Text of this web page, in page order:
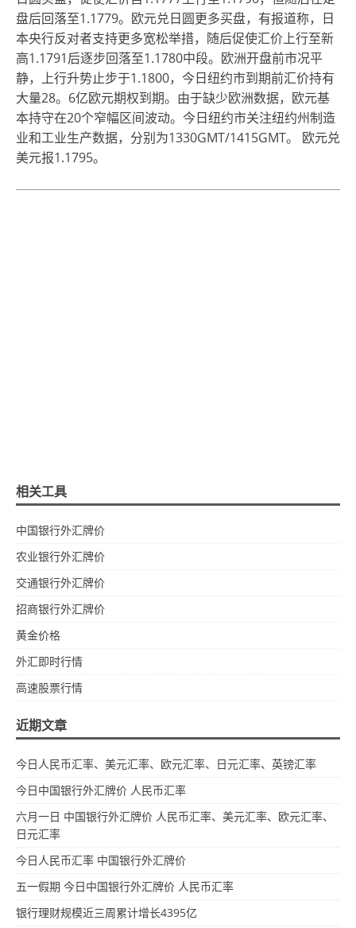
盘后回落至1.1779。欧元兑日圆更多买盘，有报道称，日
本央行反对者支持更多宽松举措，随后促使汇价上行至新
高1.1791后逐步回落至1.1780中段。欧洲开盘前市况平
静，上行升势止步于1.1800，今日纽约市到期前汇价持有
大量28。6亿欧元期权到期。由于缺少欧洲数据，欧元基
本持守在20个窄幅区间波动。今日纽约市关注纽约州制造
业和工业生产数据，分别为1330GMT/1415GMT。 欧元兑
美元报1.1795。
相关工具
中国银行外汇牌价
农业银行外汇牌价
交通银行外汇牌价
招商银行外汇牌价
黄金价格
外汇即时行情
高速股票行情
近期文章
今日人民币汇率、美元汇率、欧元汇率、日元汇率、英镑汇率
今日中国银行外汇牌价 人民币汇率
六月一日 中国银行外汇牌价 人民币汇率、美元汇率、欧元汇率、
日元汇率
今日人民币汇率 中国银行外汇牌价
五一假期 今日中国银行外汇牌价 人民币汇率
银行理财规模近三周累计增长4395亿